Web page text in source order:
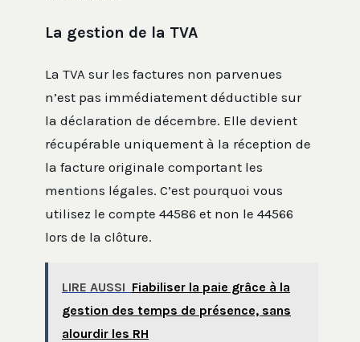
La gestion de la TVA
La TVA sur les factures non parvenues
n’est pas immédiatement déductible sur
la déclaration de décembre. Elle devient
récupérable uniquement à la réception de
la facture originale comportant les
mentions légales. C’est pourquoi vous
utilisez le compte 44586 et non le 44566
lors de la clôture.
LIRE AUSSI Fiabiliser la paie grâce à la
gestion des temps de présence, sans
alourdir les RH